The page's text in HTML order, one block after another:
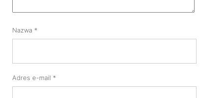
Nazwa *
Adres e-mail *